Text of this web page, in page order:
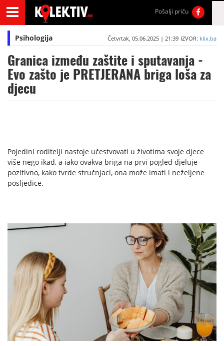
Pošalji priču
Psihologija Četvrtak, 05.06.2025 | 21:39 IZVOR: klix.ba
Granica između zaštite i sputavanja -
Evo zašto je PRETJERANA briga loša za
djecu
Pojedini roditelji nastoje učestvovati u životima svoje djece
više nego ikad, a iako ovakva briga na prvi pogled djeluje
pozitivno, kako tvrde stručnjaci, ona može imati i neželjene
posljedice.